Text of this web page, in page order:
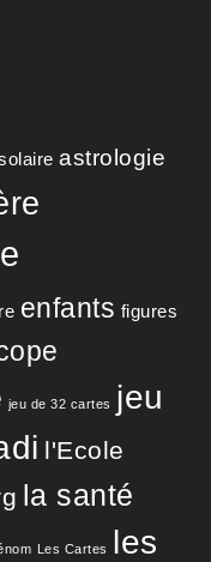
astrologie
enfants figures
jeu de 32 cartes jeu
l'Ecole
la santé
Les Cartes les